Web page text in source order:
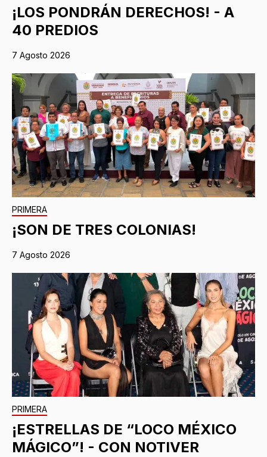
¡LOS PONDRÁN DERECHOS! - A
40 PREDIOS
7 Agosto 2026
PRIMERA
¡SON DE TRES COLONIAS!
7 Agosto 2026
PRIMERA
¡ESTRELLAS DE “LOCO MÉXICO
MÁGICO”! - CON NOTIVER